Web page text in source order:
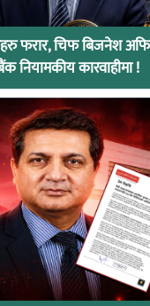
फरार, चिफ बिजनेश
नियामकीय कारवाहीमा !